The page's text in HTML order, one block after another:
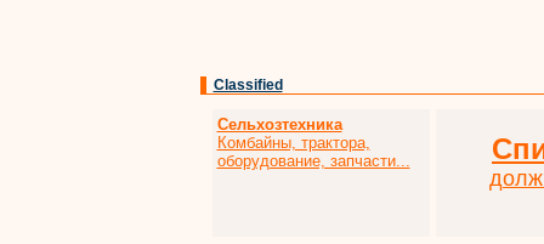
Classified
Сельхозтехника
Комбайны, трактора,
оборудование, запчасти...